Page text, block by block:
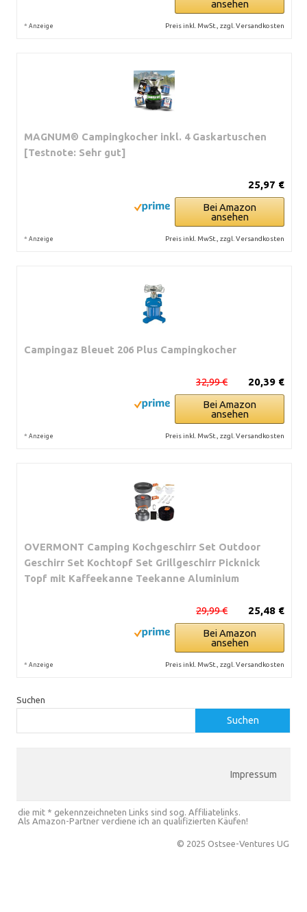
ansehen
* Anzeige Preis inkl. MwSt., zzgl. Versandkosten
MAGNUM® Campingkocher inkl. 4 Gaskartuschen
[Testnote: Sehr gut]
25,97 €
Bei Amazon
ansehen
* Anzeige Preis inkl. MwSt., zzgl. Versandkosten
Campingaz Bleuet 206 Plus Campingkocher
20,39 €
32,99 €
Bei Amazon
ansehen
* Anzeige Preis inkl. MwSt., zzgl. Versandkosten
OVERMONT Camping Kochgeschirr Set Outdoor
Geschirr Set Kochtopf Set Grillgeschirr Picknick
Topf mit Kaffeekanne Teekanne Aluminium
25,48 €
29,99 €
Bei Amazon
ansehen
* Anzeige Preis inkl. MwSt., zzgl. Versandkosten
Suchen
Suchen
Impressum
die mit * gekennzeichneten Links sind sog. Affiliatelinks.
Als Amazon-Partner verdiene ich an qualifizierten Käufen!
© 2025 Ostsee-Ventures UG